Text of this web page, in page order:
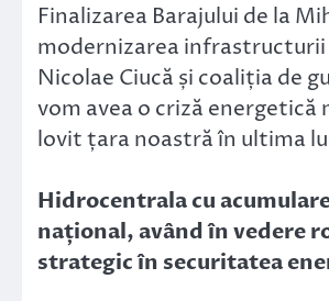
Finalizarea Barajului de la
modernizarea
Nicolae Ciucă și coaliția de
vom avea o criză energetică
lovit țara noastră în ultima
Hidrocentrala cu
național, având în vedere
strategic în securitatea